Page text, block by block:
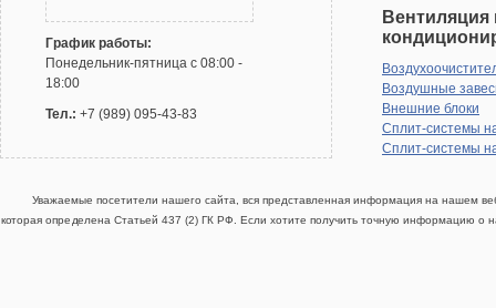
График работы:
Понедельник-пятница с 08:00 -
18:00
Тел.: +7 (989) 095-43-83
Вентиляция
Воздушные
Внешние блоки
Сплит-системы
Сплит-системы
Уважаемые посетители нашего сайта, вся представленная информация на нашем
которая определена Статьей 437 (2) ГК РФ. Если хотите получить точную информацию о